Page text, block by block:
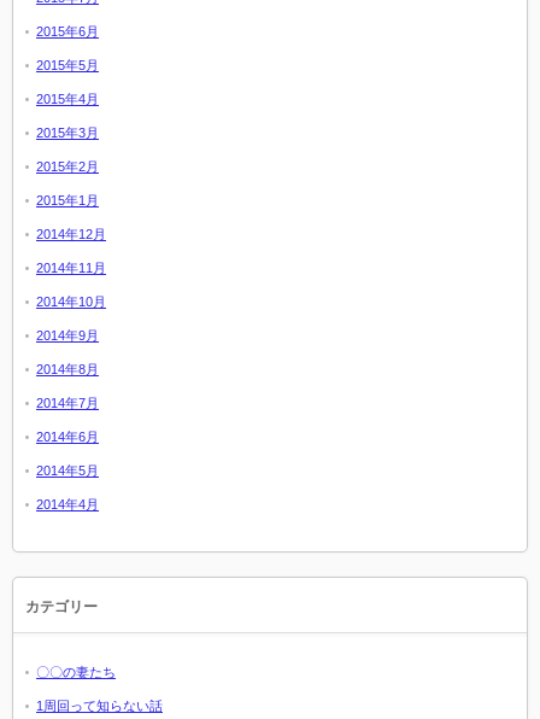
2015年6月
2015年5月
2015年4月
2015年3月
2015年2月
2015年1月
2014年12月
2014年11月
2014年10月
2014年9月
2014年8月
2014年7月
2014年6月
2014年5月
2014年4月
カテゴリー
〇〇の妻たち
1周回って知らない話